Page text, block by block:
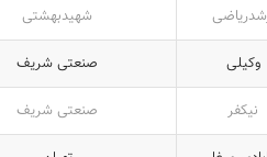
شهیدبهشتی
وکیلی صنعتی شریف
نیکفر صنعتی شریف